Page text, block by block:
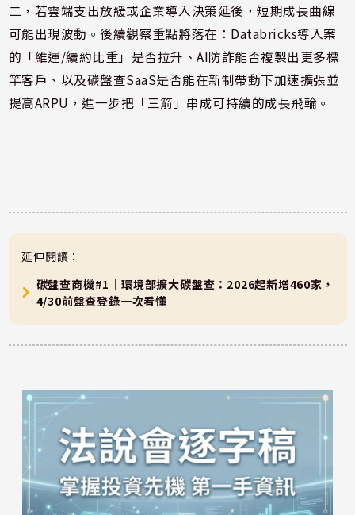
二，若雲端支出放緩或企業導入決策延後，短期成長曲線
可能出現波動。後續觀察重點將落在：Databricks導入案
的「維運/續約比重」是否拉升、AI防詐能否複製出更多標
竿客戶、以及碳盤查SaaS是否能在新制帶動下加速擴張並
提高ARPU，進一步把「三箭」串成可持續的成長飛輪。
延伸閱讀：
碳盤查商機#1｜環境部擴大碳盤查：2026起新增460家，
4/30前盤查登錄一次看懂